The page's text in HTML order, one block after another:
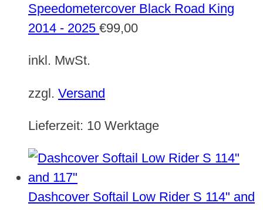
Speedometercover Black Road King
2014 - 2025 €99,00
inkl. MwSt.
zzgl. Versand
Lieferzeit: 10 Werktage
Dashcover Softail Low Rider S 114" and